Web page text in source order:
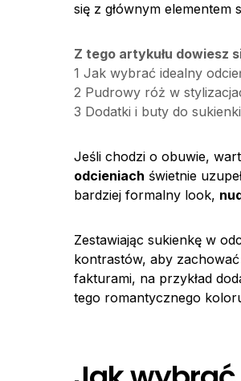
się z głównym elementem
Z tego artykułu dowiesz
1 Jak wybrać idealny
2 Pudrowy róż w
3 Dodatki i buty do
Jeśli chodzi o obuwie,
odcieniach świetnie
bardziej formalny look,
Zestawiając sukienkę w
kontrastów, aby
fakturami, na przykład
tego romantycznego